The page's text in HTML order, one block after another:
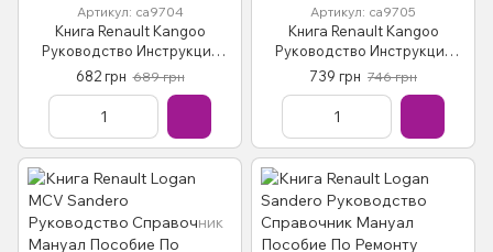
Артикул: са9704
Книга Renault Kangoo
Руководство Инструкция
Справочник Мануал
Пособие По Ремонту
Эксплуатации эл. схемы 01-
682 грн 689 грн
Артикул: са9705
Книга Renault Kangoo
Руководство Инструкция
Справочник Мануал
Пособие По Ремонту
Эксплуатации 97-06 и c 06
739 грн 746 грн